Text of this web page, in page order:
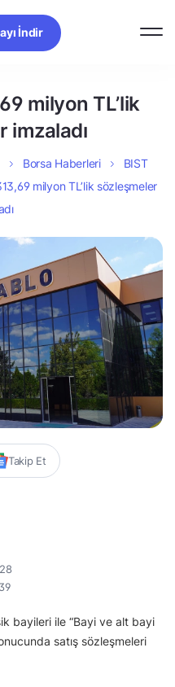
İndir
milyon TL’lik
imzaladı
Borsa Haberleri
BIST
milyon TL’lik sözleşmeler
Takip Et
bayileri ile “Bayi ve alt bayi
satış sözleşmeleri